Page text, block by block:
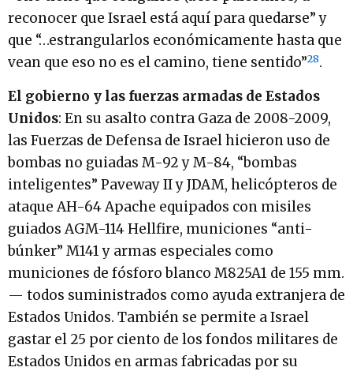
reconocer que Israel está aquí para quedarse” y
que “…estrangularlos económicamente hasta que
vean que eso no es el camino, tiene sentido”28.
El gobierno y las fuerzas armadas de Estados
Unidos: En su asalto contra Gaza de 2008-2009,
las Fuerzas de Defensa de Israel hicieron uso de
bombas no guiadas M-92 y M-84, “bombas
inteligentes” Paveway II y JDAM, helicópteros de
ataque AH-64 Apache equipados con misiles
guiados AGM-114 Hellfire, municiones “anti-
búnker” M141 y armas especiales como
municiones de fósforo blanco M825A1 de 155 mm.
— todos suministrados como ayuda extranjera de
Estados Unidos. También se permite a Israel
gastar el 25 por ciento de los fondos militares de
Estados Unidos en armas fabricadas por su